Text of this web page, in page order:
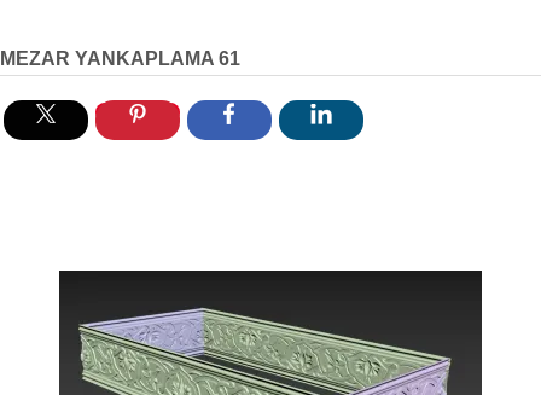
MEZAR YANKAPLAMA 61